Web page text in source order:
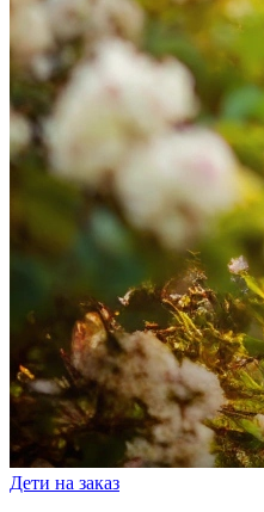
Дети на заказ